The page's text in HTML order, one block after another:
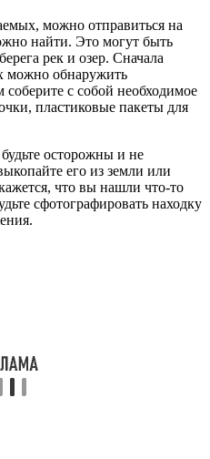
можно отправиться на
найти. Это могут быть
рек и озер. Сначала
можно обнаружить
с собой необходимое
пластиковые пакеты для
осторожны и не
его из земли или
что вы нашли что-то
сфотографировать находку